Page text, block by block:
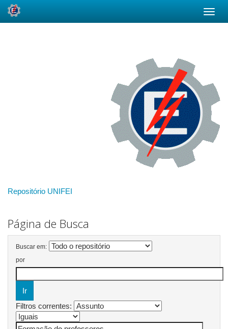
Repositório UNIFEI
Página de Busca
Buscar em:
por
Filtros correntes: